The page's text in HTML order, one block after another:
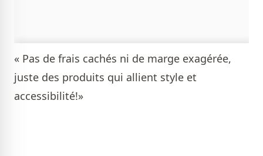
« Pas de frais cachés ni de marge exagérée,
juste des produits qui allient style et
accessibilité!»